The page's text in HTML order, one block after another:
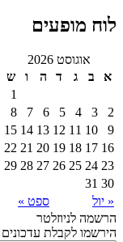
לוח מופעים
אוגוסט 2026
א
ב ג ד ה ו
ש
1
2
3
4
5
6
7
8
9
10
11
12
13
14
15
16
17
18
19
20
21
22
23
24
25
26
27
28
29
30
31
« יול
ספט »
הרשמה לניוזלטר
הירשמו לקבלת עדכונים